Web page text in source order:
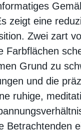
zeigt eine
Zwei zart
Farb­flächen
Grund zu
und die
ruhige,
Betrachtenden